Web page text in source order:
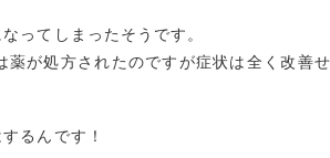
ってしまったそうです。
が処方されたのですが症状は全く改善
るんです！